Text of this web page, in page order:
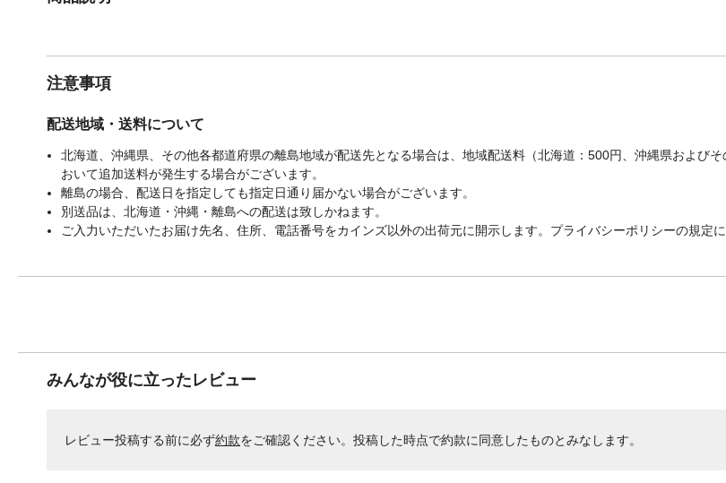
注意事項
配送地域・送料について
北海道、沖縄県、その他各都道府県の離島地域が配送先となる場合は、地域配送料（北海道：500円、沖縄県および
おいて追加送料が発生する場合がございます。
離島の場合、配送日を指定しても指定日通り届かない場合がございます。
別送品は、北海道・沖縄・離島への配送は致しかねます。
ご入力いただいたお届け先名、住所、電話番号をカインズ以外の出荷元に開示します。プライバシーポリシーの規定
みんなが役に立ったレビュー
レビュー投稿する前に必ず約款をご確認ください。投稿した時点で約款に同意したものとみなします。